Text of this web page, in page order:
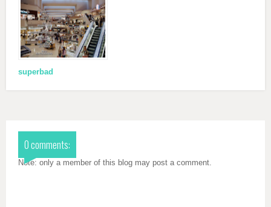
superbad
0 comments:
Note: only a member of this blog may post a comment.